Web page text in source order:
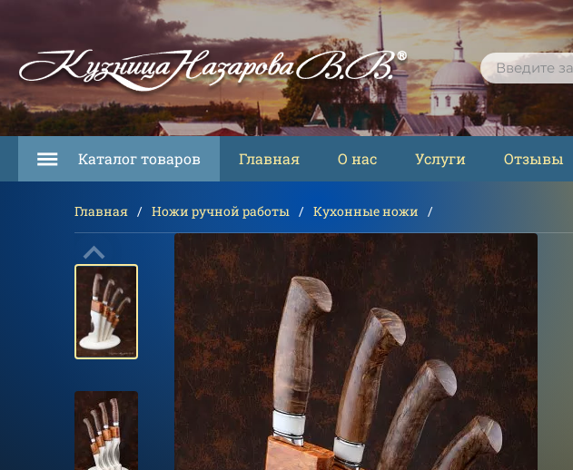
Каталог товаров Главная О нас Услуги Отзывы
Главная Ножи ручной работы Кухонные ножи